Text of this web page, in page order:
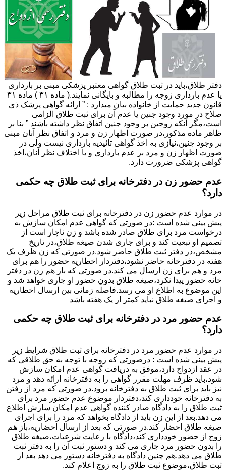
دفتر طلاق،باید در ثبت طلاق گواهی معتبر پزشکی مبنی بر بارداری
یا عدم بارداری زوجه را مطالبه و بایگانی نمایند.( ماده ۳۱ ) ماده ۳۱
قانون جدید حمایت از خانواده بیان میدارد : ” ارائه گواهی پزشک ذی
صلاح در مورد وجود جنین یا عدم آن برای ثبت طلاق الزامی
است،مگر آنکه زوجین بر وجود جنین اتفاق نظر داشته باشند ” بنا بر
ظاهر ماده مذکور،در صورت اظهار زن و مرد و اتفاق نظر آنان مبنی
بر وجود جنین،نیازی به اخذ گواهی تائیدیه بارداری نیست ولی در
صورت اظهار زن و مرد بر عدم بارداری و یا اختلاف نظر آنان،اخذ
گواهی پزشکی ضرورت دارد.
عدم حضور زن در دفترخانه برای ثبت طلاق چه حکمی
دارد؟
در موارد عدم حضور زن در دفترخانه برای ثبت طلاق مراحل زیر
پیش بینی شده است :در صورتی که گواهی عدم امکان سازش به
درخواست مرد برای طلاق صادر شده باشد و زن ناچار است از
تصمیم او تبعیت کند و برای جاری شدن صیغه طلاق،در تاریخ
مشخص،در دفتر ثبت طلاق حاضر شود.در صورتی که زن ظرف یک
هفته در دفترخانه حاضر نشود،دفتردار اخطاریه حضور را هم برای
مرد و هم برای زن ارسال می کند.در صورتی که باز هم زن در دفتر
خانه حضور پیدا نکرد،صیغه طلاق بدون حضور او جاری خواهد شد و
این موضوع به اطلاع او می رسد.فاصله زمانی بین ارسال اخطاریه
و اجرای صیغه طلاق نباید کمتر از یک هفته باشد
عدم حضور مرد در دفترخانه برای ثبت طلاق چه حکمی
دارد؟
در موارد عدم حضور مرد در دفترخانه برای ثبت طلاق شرایط زیر
پیش بینی شده است : درصورتی که زوجه با توجه به حق طلاقی که
در عقد ازدواج دارد،موفق به دریافت گواهی عدم امکان سازش
شود،باید ظرف مهلت مقرر گواهی را به دفترخانه ارائه دهد و مرد
نیز باید برای ثبت طلاق به دفترخانه برود.در صورتی که مرد از رفتن
به دفترخانه خودداری کند،دفتردار موضوع عدم حضور مرد برای
ثبت طلاق را به دادگاه صادر کننده گواهی عدم امکان سازش اطلاع
می دهد.بعد از این زن باید از دادگاه بخواهد که مرد را برای اجرای
صیغه طلاق احضار کند.در صورتی که بعد از ارسال احضاریه،باز هم
زوج از حضور خودداری کند،دادگاه با رعایت شرعیات،صیغه طلاق
را بدون حضور مرد جاری می کند و دستور ثبت آن را به دفتر ثبت
طلاق می دهد.هم چنین دادگاه به دفترخانه دستور می دهد بعد از
ثبت طلاق،موضوع ثبت طلاق را به زوج اعلام کند.